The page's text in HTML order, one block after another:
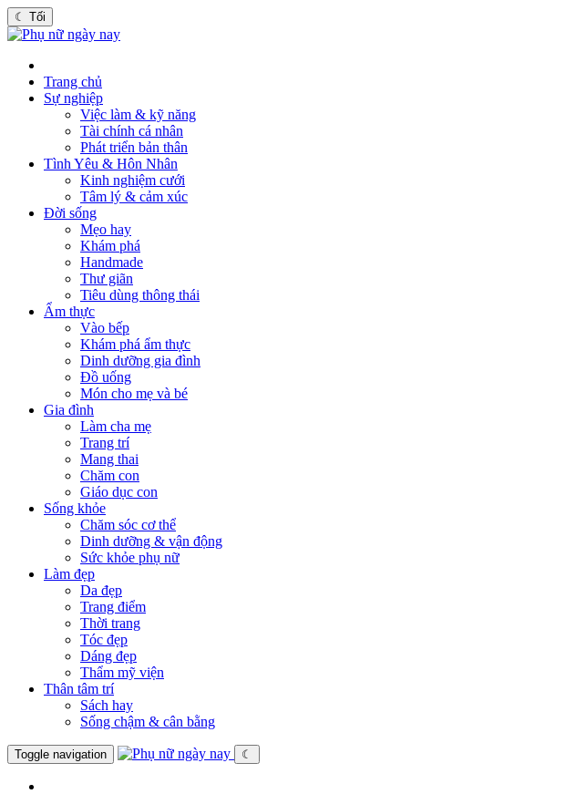
☾ Tối
Trang chủ
Sự nghiệp
Việc làm & kỹ năng
Tài chính cá nhân
Phát triển bản thân
Tình Yêu & Hôn Nhân
Kinh nghiệm cưới
Tâm lý & cảm xúc
Đời sống
Mẹo hay
Khám phá
Handmade
Thư giãn
Tiêu dùng thông thái
Ẩm thực
Vào bếp
Khám phá ẩm thực
Dinh dưỡng gia đình
Đồ uống
Món cho mẹ và bé
Gia đình
Làm cha mẹ
Trang trí
Mang thai
Chăm con
Giáo dục con
Sống khỏe
Chăm sóc cơ thể
Dinh dưỡng & vận động
Sức khỏe phụ nữ
Làm đẹp
Da đẹp
Trang điểm
Thời trang
Tóc đẹp
Dáng đẹp
Thẩm mỹ viện
Thân tâm trí
Sách hay
Sống chậm & cân bằng
Toggle navigation ☾